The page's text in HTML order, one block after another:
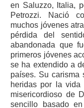
en Saluzzo, Italia,
Petrozzi. Nació
muchos jóvenes
pérdida del
abandonada que
primeros jóvenes
se ha extendido a
países. Su carisma
heridas por la vida
misericordioso de
sencillo basado